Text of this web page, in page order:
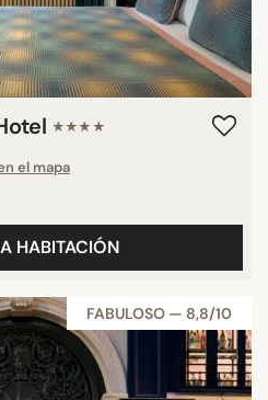
★★★★
el mapa
HABITACIÓN
FABULOSO — 8,8/10